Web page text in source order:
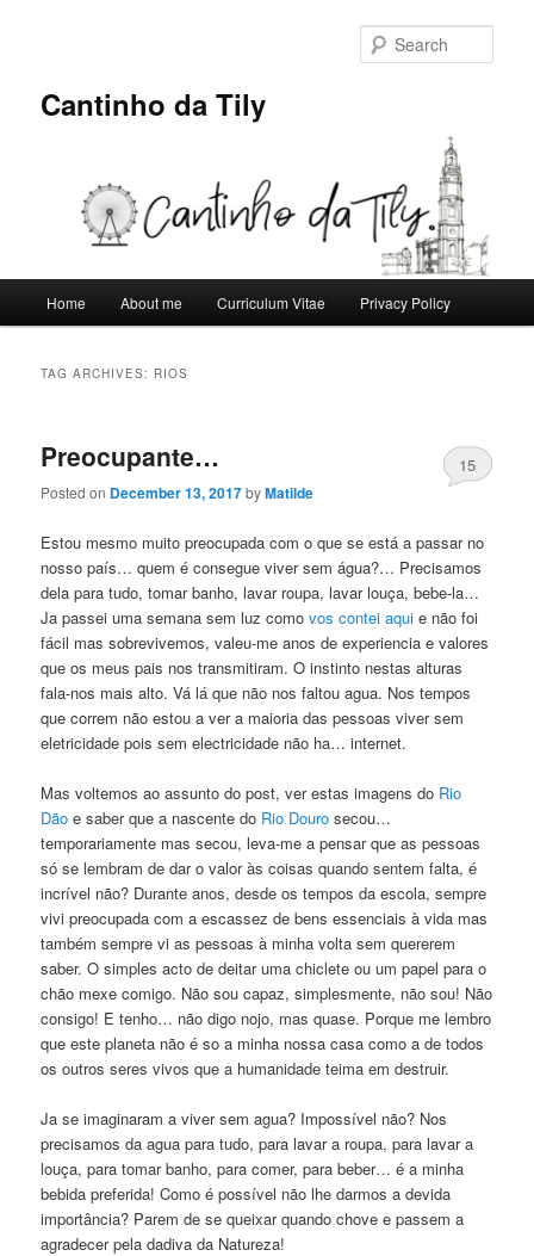
Cantinho da Tily
Home About me Curriculum Vitae Privacy Policy
TAG ARCHIVES: RIOS
Preocupante…
Posted on December 13, 2017byMatilde
15
Estou mesmo muito preocupada com o que se está a passar no
nosso país… quem é consegue viver sem água?… Precisamos
dela para tudo, tomar banho, lavar roupa, lavar louça, bebe-la…
Ja passei uma semana sem luz comovos contei aquie não foi
fácil mas sobrevivemos, valeu-me anos de experiencia e valores
que os meus pais nos transmitiram. O instinto nestas alturas
fala-nos mais alto. Vá lá que não nos faltou agua. Nos tempos
que correm não estou a ver a maioria das pessoas viver sem
eletricidade pois sem electricidade não ha… internet.
Mas voltemos ao assunto do post, ver estas imagens do Rio
Dão e saber que a nascente do Rio Douro secou…
temporariamente mas secou, leva-me a pensar que as pessoas
só se lembram de dar o valor às coisas quando sentem falta, é
incrível não? Durante anos, desde os tempos da escola, sempre
vivi preocupada com a escassez de bens essenciais à vida mas
também sempre vi as pessoas à minha volta sem quererem
saber. O simples acto de deitar uma chiclete ou um papel para o
chão mexe comigo. Não sou capaz, simplesmente, não sou! Não
consigo! E tenho… não digo nojo, mas quase. Porque me lembro
que este planeta não é so a minha nossa casa como a de todos
os outros seres vivos que a humanidade teima em destruir.
Ja se imaginaram a viver sem agua? Impossível não? Nos
precisamos da agua para tudo, para lavar a roupa, para lavar a
louça, para tomar banho, para comer, para beber… é a minha
bebida preferida! Como é possível não lhe darmos a devida
importância? Parem de se queixar quando chove e passem a
agradecer pela dadiva da Natureza!